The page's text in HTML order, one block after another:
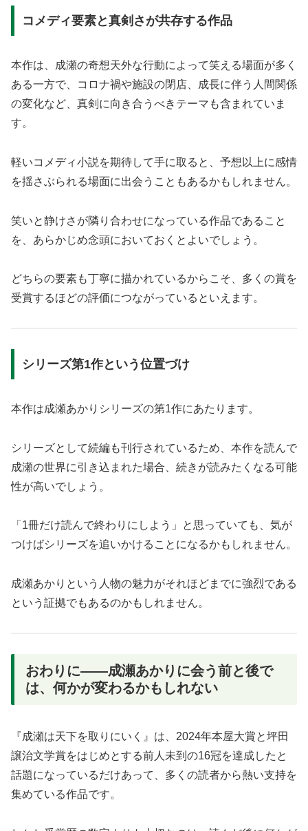
コメディ要素と真剣さが共存する作品
本作は、成瀬の奇想天外な行動によって笑える場面が多く
ある一方で、コロナ禍や施設の閉店、成長に伴う人間関係
の変化など、真剣に向き合うべきテーマも含まれていま
す。
軽いコメディ小説を期待して手に取ると、予想以上に感情
を揺さぶられる場面に出会うこともあるかもしれません。
笑いと静けさが隣り合わせになっている作品であること
を、あらかじめ念頭においておくとよいでしょう。
どちらの要素も丁寧に描かれているからこそ、多くの賞を
受賞するほどの評価につながっているといえます。
シリーズ第1作という位置づけ
本作は成瀬あかりシリーズの第1作にあたります。
シリーズとして続編も刊行されているため、本作を読んで
成瀬の世界に引き込まれた場合、続きが読みたくなる可能
性が高いでしょう。
「1冊だけ読んで終わりにしよう」と思っていても、気が
つけばシリーズを追いかけることになるかもしれません。
成瀬あかりという人物の魅力がそれほどまでに強烈である
という証拠でもあるのかもしれません。
おわりに——成瀬あかりに会う前と後で
は、何かが変わるかもしれない
『成瀬は天下を取りにいく』は、2024年本屋大賞と坪田
譲治文学賞をはじめとする前人未到の16冠を達成したと
話題になっているだけあって、多くの読者から熱い支持を
集めている作品です。